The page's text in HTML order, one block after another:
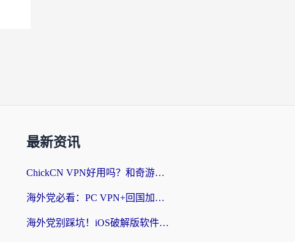
最新资讯
ChickCN VPN好用吗？和奇游手游VPN对比哪个回国效果更好？海外党亲测实用指南
海外党必看：PC VPN+回国加速器怎么选？无缝访问国内资源全攻略
海外党别踩坑！iOS破解版软件不可靠？教你选对回国加速器无缝看国内资源